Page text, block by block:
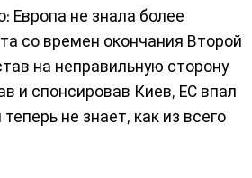
Европа не знала более
со времен окончания Второй
на неправильную сторону
и спонсировав Киев, ЕС впал
не знает, как из всего